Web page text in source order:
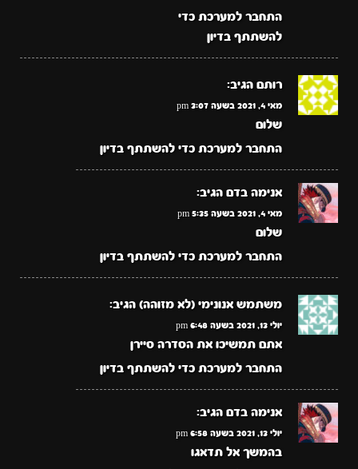
התחבר למערכת כדי
להשתתף בדיון
רותם הגיב:
מאי 4, 2021 בשעה 3:07 pm
שלום
התחבר למערכת כדי להשתתף בדיון
אנימה בדם הגיב:
מאי 4, 2021 בשעה 5:35 pm
שלום
התחבר למערכת כדי להשתתף בדיון
משתמש אנונימי (לא מזוהה) הגיב:
יולי 13, 2021 בשעה 6:48 pm
אתם תמשיכו את הסדרה סיירן
התחבר למערכת כדי להשתתף בדיון
אנימה בדם הגיב:
יולי 13, 2021 בשעה 6:58 pm
בהמשך אל תדאגו